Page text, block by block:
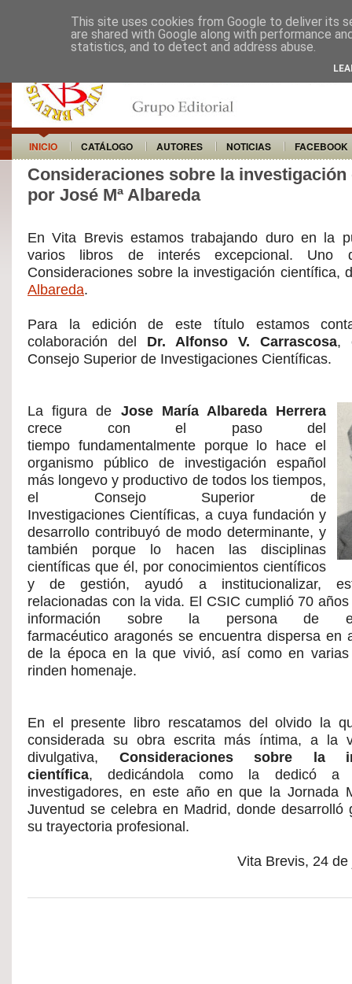
INICIO CATÁLOGO AUTORES NOTICIAS FACEBOOK
Consideraciones sobre la
por José Mª Albareda
En Vita Brevis estamos trabajando duro en la
varios libros de interés excepcional. Uno
Consideraciones sobre la investigación científica,
Albareda.
Para la edición de este título estamos
colaboración del Dr. Alfonso V. Carrascosa,
Consejo Superior de Investigaciones Científicas.
La figura de Jose María Albareda Herrera
crece con el paso del
tiempo fundamentalmente porque lo hace el
organismo público de investigación español
más longevo y productivo de todos los tiempos,
el Consejo Superior de
Investigaciones Científicas, a cuya fundación y
desarrollo contribuyó de modo determinante, y
también porque lo hacen las disciplinas
científicas que él, por conocimientos científicos
y de gestión, ayudó a institucionalizar,
relacionadas con la vida. El CSIC cumplió 70
información sobre la persona de
farmacéutico aragonés se encuentra dispersa en
de la época en la que vivió, así como en
rinden homenaje.
En el presente libro rescatamos del olvido la
considerada su obra escrita más íntima, a la
divulgativa, Consideraciones sobre la
científica, dedicándola como la dedicó a
investigadores, en este año en que la Jornada
Juventud se celebra en Madrid, donde desarrolló
su trayectoria profesional.
Vita Brevis, 24
This site uses cookies from Google to deliver its
are shared with Google along with performance
statistics, and to detect and address abuse.